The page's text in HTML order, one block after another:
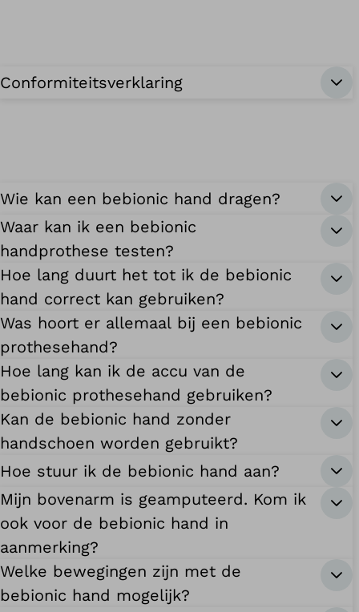
Conformiteitsverklaring
Wie kan een bebionic hand dragen?
Waar kan ik een bebionic
handprothese testen?
Hoe lang duurt het tot ik de bebionic
hand correct kan gebruiken?
Was hoort er allemaal bij een bebionic
prothesehand?
Hoe lang kan ik de accu van de
bebionic prothesehand gebruiken?
Kan de bebionic hand zonder
handschoen worden gebruikt?
Hoe stuur ik de bebionic hand aan?
Mijn bovenarm is geamputeerd. Kom ik
ook voor de bebionic hand in
aanmerking?
Welke bewegingen zijn met de
bebionic hand mogelijk?